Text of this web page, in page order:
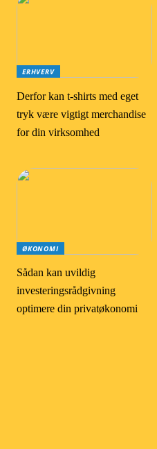
ERHVERV
Derfor kan t-shirts med eget
tryk være vigtigt merchandise
for din virksomhed
ØKONOMI
Sådan kan uvildig
investeringsrådgivning
optimere din privatøkonomi